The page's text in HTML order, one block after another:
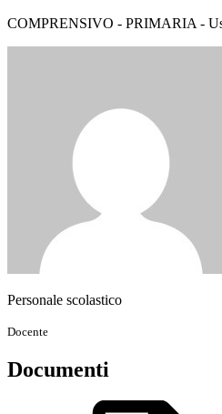
COMPRENSIVO - PRIMARIA -
Personale scolastico
Docente
Documenti